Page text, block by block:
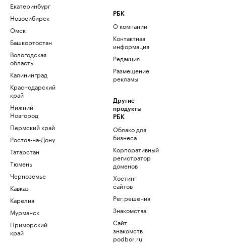
Екатеринбург
Новосибирск
Омск
Башкортостан
Вологодская
область
Калининград
Краснодарский
край
Нижний
Новгород
Пермский край
Ростов-на-Дону
Татарстан
Тюмень
Черноземье
Кавказ
Карелия
Мурманск
Приморский
край
РБК
О компании
Контактная
информация
Редакция
Размещение
рекламы
Другие
продукты
РБК
Облако для
бизнеса
Корпоративный
регистратор
доменов
Хостинг
сайтов
Рег.решения
Знакомства
Сайт
знакомств
podbor.ru